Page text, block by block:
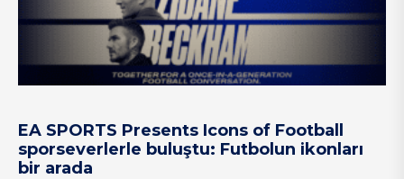
EA SPORTS Presents Icons of Football
sporseverlerle buluştu: Futbolun ikonları
bir arada